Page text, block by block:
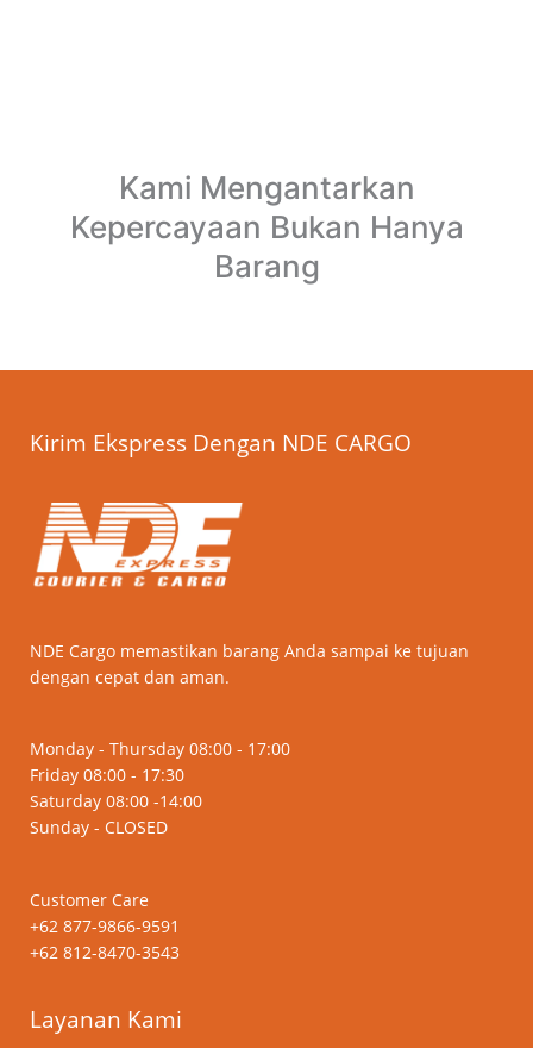
Kami Mengantarkan
Kepercayaan Bukan Hanya
Barang
Kirim Ekspress Dengan NDE CARGO
NDE Cargo memastikan barang Anda sampai ke tujuan
dengan cepat dan aman.
Monday - Thursday 08:00 - 17:00
Friday 08:00 - 17:30
Saturday 08:00 -14:00
Sunday - CLOSED
Customer Care
+62 877-9866-9591
+62 812-8470-3543
Layanan Kami